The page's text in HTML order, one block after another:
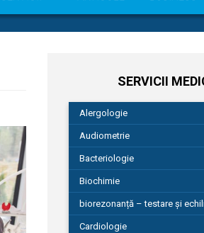
SERVICII
Alergologie
Audiometrie
Bacteriologie
Biochimie
biorezonanță – testare și
Cardiologie